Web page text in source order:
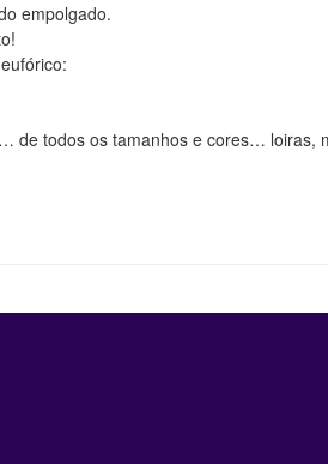
empolgado.
de todos os tamanhos e cores… loiras,